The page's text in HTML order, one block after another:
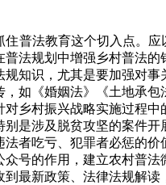
法教育这个切入点。应
普法规划中增强乡村普法的
规知识，尤其是要加强对事
，如《婚姻法》《土地承包
对乡村振兴战略实施过程中
别是涉及脱贫攻坚的案件开
法者吃亏、犯罪者必惩的价
众号的作用，建立农村普法
到最新政策、法律法规解读